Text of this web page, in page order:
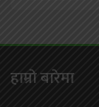
हाम्राे बारेमा